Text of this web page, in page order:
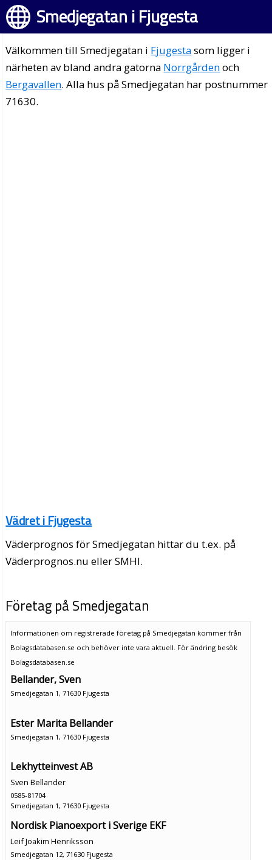
Smedjegatan i Fjugesta
Välkommen till Smedjegatan i Fjugestasom ligger i
närheten av bland andra gatorna Norrgårdenoch
Bergavallen. Alla hus på Smedjegatan har postnummer
71630.
Vädret i Fjugesta
Väderprognos för Smedjegatan hittar du t.ex. på
Väderprognos.nu eller SMHI.
Företag på Smedjegatan
Informationen om registrerade företag på Smedjegatan kommer från
Bolagsdatabasen.se och behöver inte vara aktuell. För ändring besök
Bolagsdatabasen.se
Bellander, Sven
Smedjegatan 1, 71630 Fjugesta
Ester Marita Bellander
Smedjegatan 1, 71630 Fjugesta
Lekhytteinvest AB
Sven Bellander
0585-81704
Smedjegatan 1, 71630 Fjugesta
Nordisk Pianoexport i Sverige EKF
Leif Joakim Henriksson
Smedjegatan 12, 71630 Fjugesta